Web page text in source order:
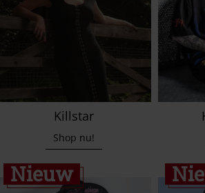
Killstar
Shop nu!
Nieuw